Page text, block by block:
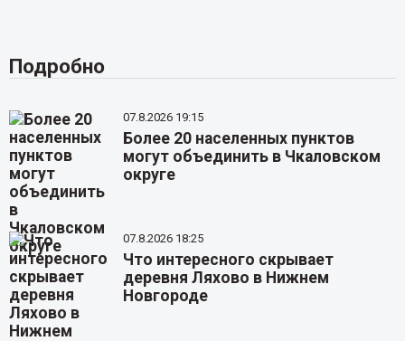
Подробно
07.8.2026 19:15
Более 20 населенных пунктов
могут объединить в Чкаловском
округе
07.8.2026 18:25
Что интересного скрывает
деревня Ляхово в Нижнем
Новгороде